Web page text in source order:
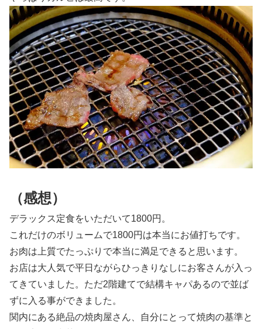
（感想）
デラックス定食をいただいて1800円。
これだけのボリュームで1800円は本当にお値打ちです。
お肉は上質でたっぷりで本当に満足できると思います。
お店は大人気で平日ながらひっきりなしにお客さんが入っ
てきていました。ただ2階建てで結構キャパあるので並ば
ずに入る事ができました。
関内にある絶品の焼肉屋さん、自分にとって焼肉の基準と